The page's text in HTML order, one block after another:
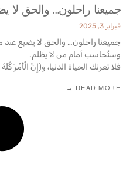
جميعنا راحلون… والحق لا
فبراير 3, 2025
جميعنا راحلون… والحق لا يضيع عند
وسنُحاسب أمام من لا يظلم.
فلا تغرنك الحياة الدنيا، و﴿إِنَّ الْأَمْرَ كُلَّهُ
READ MORE →